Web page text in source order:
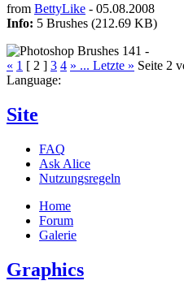
from BettyLike - 05.08.2008
Info: 5 Brushes (212.69 KB)
« 1 [ 2 ] 3 4 » ... Letzte » Seite 2
Language:
Site
FAQ
Ask Alice
Nutzungsregeln
Home
Forum
Galerie
Graphics